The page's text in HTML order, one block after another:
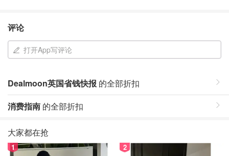
评论
打开App写评论
Dealmoon英国省钱快报 的全部折扣
消费指南 的全部折扣
大家都在抢
1 2